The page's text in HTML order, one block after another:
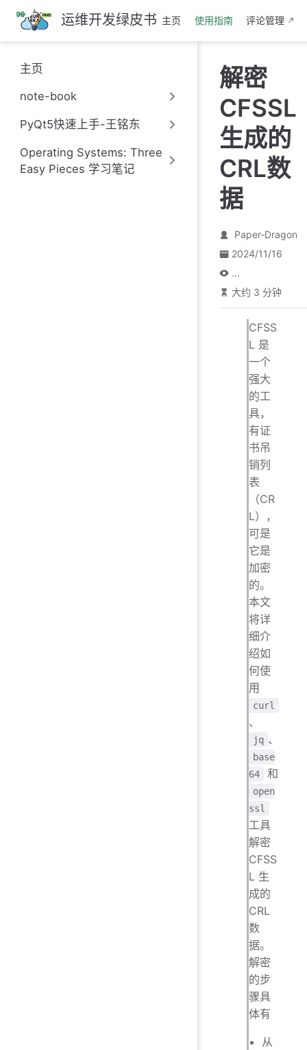
跳
至
主
要
內
运维开发绿皮书 主页 使用指南 评论管理
主页
note-book
PyQt5快速上手-王铭东
Operating Systems: Three
Easy Pieces 学习笔记
解密
CFSSL
生成的
CRL数
据
Paper-Dragon
2024/11/16
...
大约 3 分钟
CFSS
L 是
一个
强大
的工
具，
有证
书吊
销列
表
（CR
L），
可是
它是
加密
的。
本文
将详
细介
绍如
何使
用
curl
、
jq 、
base
64
和
open
ssl
工具
解密
CFSS
L 生
成的
CRL
数
据。
解密
的步
骤具
体有
从